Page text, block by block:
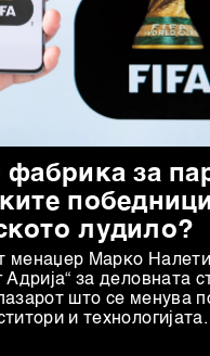
за
лудило?
менаџер Марко
Адрија“ за деловната
што се менува
и технологијата.